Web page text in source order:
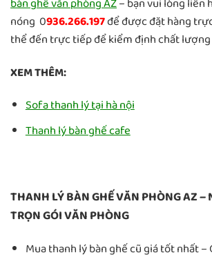
nóng 0936.266.197để được đặt hàng
thể đến trực tiếp để kiểm định chất lượng
XEM THÊM:
Sofa thanh lý tại hà nội
Thanh lý bàn ghế cafe
THANH LÝ BÀN GHẾ VĂN PHÒNG AZ –
TRỌN GÓI VĂN PHÒNG
Mua thanh lý bàn ghế cũ giá tốt nhất –